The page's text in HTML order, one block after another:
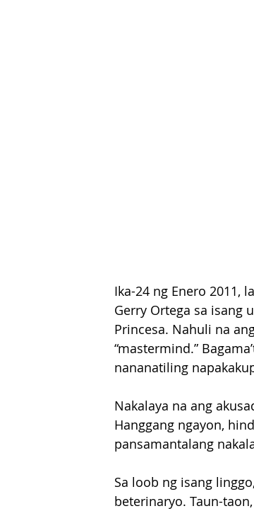
Ika-24 ng Enero 2011,
Gerry Ortega sa isang
Princesa. Nahuli na
“mastermind.”
nananatiling
Nakalaya na ang
Hanggang ngayon,
pansamantalang
Sa loob ng isang
beterinaryo. Taun-